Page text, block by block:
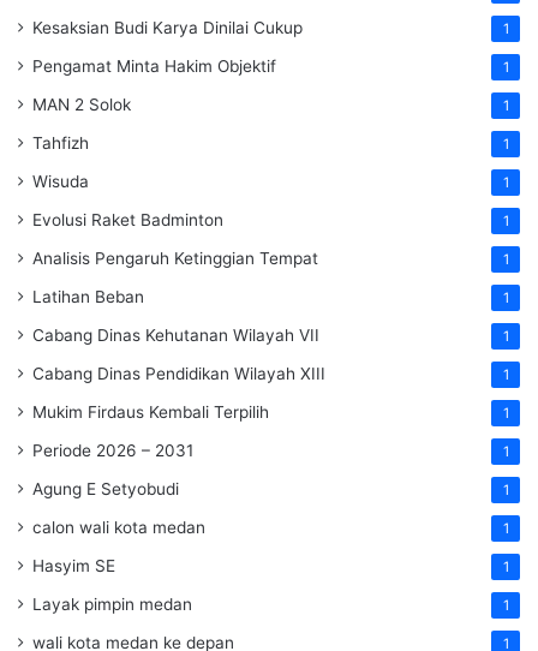
Kesaksian Budi Karya Dinilai Cukup 1
Pengamat Minta Hakim Objektif 1
MAN 2 Solok 1
Tahfizh 1
Wisuda 1
Evolusi Raket Badminton 1
Analisis Pengaruh Ketinggian Tempat 1
Latihan Beban 1
Cabang Dinas Kehutanan Wilayah VII 1
Cabang Dinas Pendidikan Wilayah XIII 1
Mukim Firdaus Kembali Terpilih 1
Periode 2026 – 2031 1
Agung E Setyobudi 1
calon wali kota medan 1
Hasyim SE 1
Layak pimpin medan 1
wali kota medan ke depan 1